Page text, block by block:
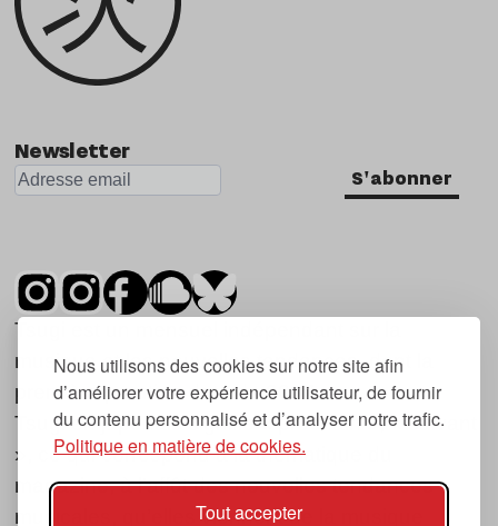
Nous utilisons des cookies sur notre site afin
d’améliorer votre expérience utilisateur, de fournir
du contenu personnalisé et d’analyser notre trafic.
Politique en matière de cookies.
Tout accepter
Newsletter
S'abonner
Tsugi est un mensuel indépendant sur la
musique et les nouvelles tendances, dont la
première parution date de 2007.
Tsugi en japonais signifie « prochain », « suivant
», ce qui correspond à la thématique du
magazine, à l’affût des nouvelles tendances
musicales, qu’elles viennent de la musique